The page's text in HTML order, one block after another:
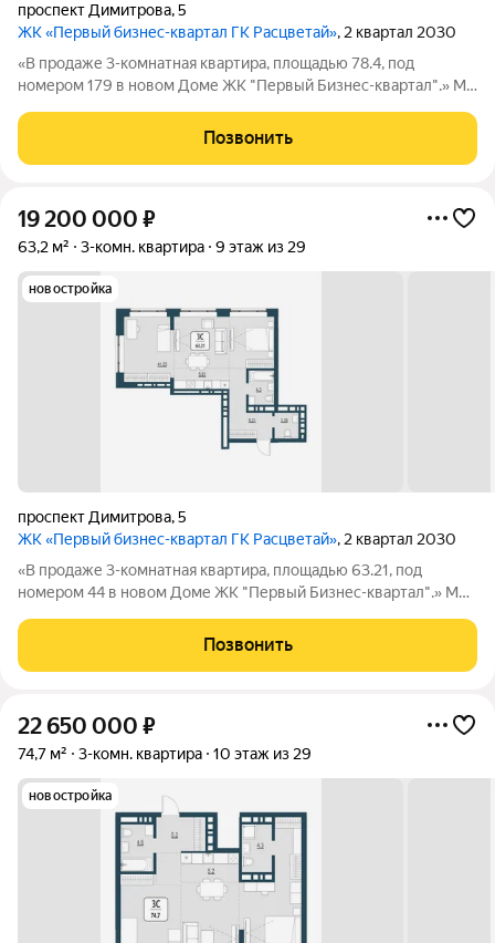
проспект Димитрова,5
ЖК «Первый бизнес-квартал ГК Расцветай», 2 квартал 2030
«В продаже 3-комнатная квартира, площадью 78.4, под
номером 179 в новом Доме ЖК "Первый Бизнес-квартал".» Мы
где раньше находился торговый центр ЦУМ. На его месте мы
строим квартал, где жилье,
Позвонить
19 200 000 ₽
63,2 м² 3-комн. квартира 9 этаж из 29
новостройка
проспект Димитрова,5
ЖК «Первый бизнес-квартал ГК Расцветай», 2 квартал 2030
«В продаже 3-комнатная квартира, площадью 63.21, под
номером 44 в новом Доме ЖК "Первый Бизнес-квартал".» Мы
где раньше находился торговый центр ЦУМ. На его месте мы
строим квартал, где жилье,
Позвонить
22 650 000 ₽
74,7 м² 3-комн. квартира 10 этаж из 29
новостройка